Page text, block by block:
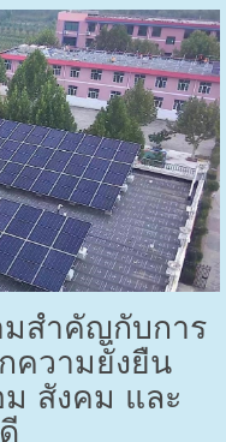
มสำคัญกับการ
ความยั่งยืน
สังคม และ